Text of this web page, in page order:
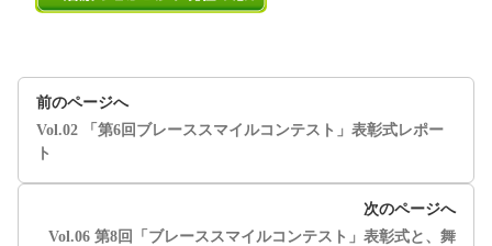
前のページへ
Vol.02 「第6回ブレーススマイルコンテスト」表彰式レポー
ト
次のページへ
Vol.06 第8回「ブレーススマイルコンテスト」表彰式と、舞